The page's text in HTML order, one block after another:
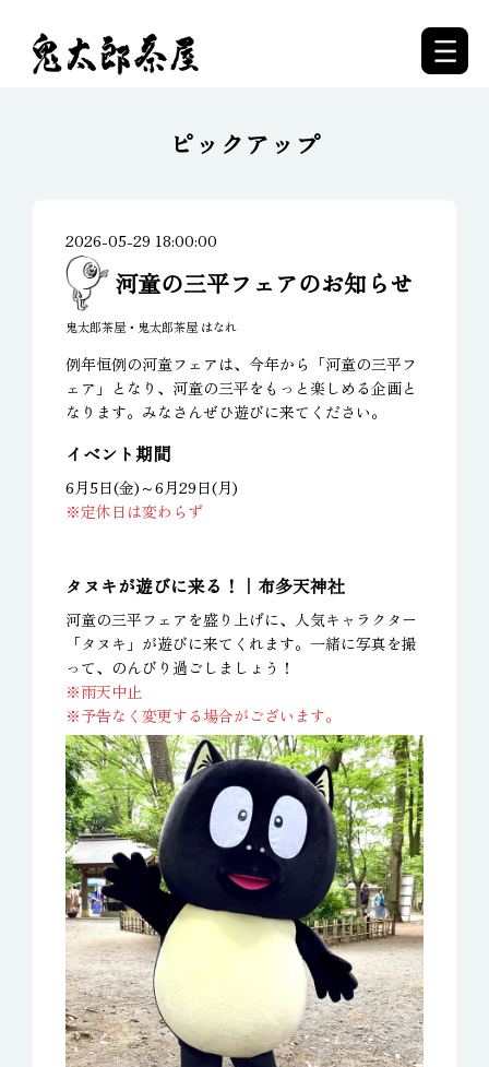
ピックアップ
2026-05-29 18:00:00
河童の三平フェアのお知らせ
鬼太郎茶屋・鬼太郎茶屋 はなれ
例年恒例の河童フェアは、今年から「河童の三平フ
ェア」となり、河童の三平をもっと楽しめる企画と
なります。みなさんぜひ遊びに来てください。
イベント期間
6月5日(金)～6月29日(月)
※定休日は変わらず
タヌキが遊びに来る！｜布多天神社
河童の三平フェアを盛り上げに、人気キャラクター
「タヌキ」が遊びに来てくれます。一緒に写真を撮
って、のんびり過ごしましょう！
※雨天中止
※予告なく変更する場合がございます。